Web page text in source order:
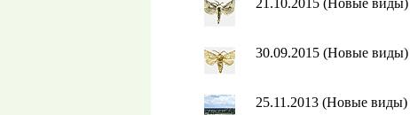
21.10.2015 (Новые виды)
30.09.2015 (Новые виды)
25.11.2013 (Новые виды)